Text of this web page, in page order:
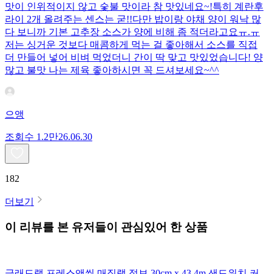
맛이 인위적이지 않고 숯불 맛이라 참 맛있네요~!특히 계란후
라이 2개 올려주는 센스는 굳!! ​다만 밥이랑 야채 양이 워낙 많
다 보니까 기본 고추장 소스가 양에 비해 좀 적더라고요ㅠ.ㅠ
저는 싱거운 것보다 매콤하게 먹는 걸 좋아해서 소스를 직접
더 만들어 넣어 비벼 먹었더니 간이 딱 맞고 맛있었습니다! 양
많고 불맛 나는 제육 좋아하시면 꼭 드셔보세요~^^
으앵
조회수 1.2만26.06.30
182
더보기
이 리뷰를 본 유저들이 관심있어 한 상품